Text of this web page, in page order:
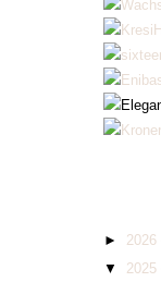
► 2026
▼ 2025